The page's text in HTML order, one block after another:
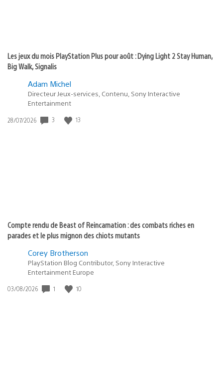
Les jeux du mois PlayStation Plus pour août : Dying Light 2 Stay Human,
Big Walk, Signalis
Adam Michel
Directeur Jeux-services, Contenu, Sony Interactive
Entertainment
Date
28/07/2026 3 13
Compte rendu de Beast of Reincarnation : des combats riches en
parades et le plus mignon des chiots mutants
Corey Brotherson
PlayStation Blog Contributor, Sony Interactive
Entertainment Europe
Date
03/08/2026 1 10